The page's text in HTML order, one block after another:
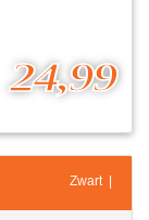
24,99
Zwart |